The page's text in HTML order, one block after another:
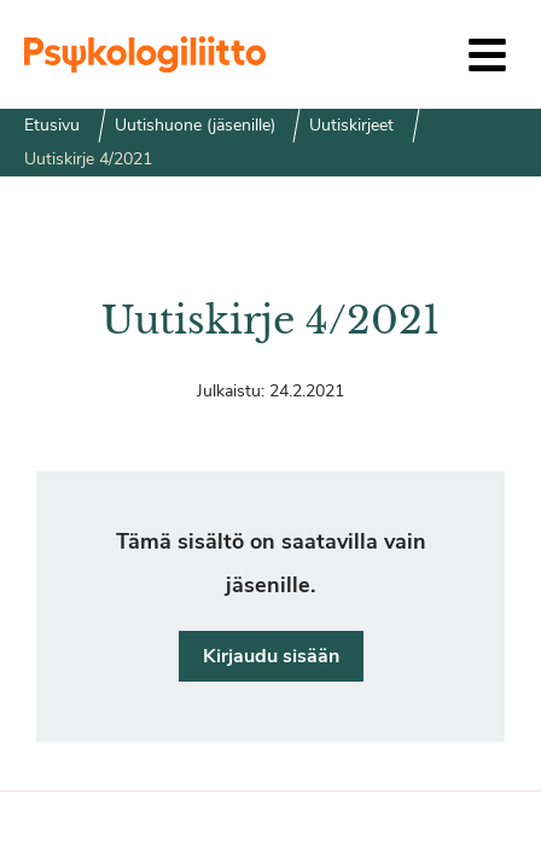
Etusivu Uutishuone (jäsenille)
Uutiskirjeet
Uutiskirje 4/2021
Uutiskirje 4/2021
Julkaistu: 24.2.2021
Tämä sisältö on saatavilla vain
jäsenille.
Kirjaudu sisään